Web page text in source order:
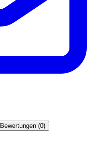
Bewertungen (0)